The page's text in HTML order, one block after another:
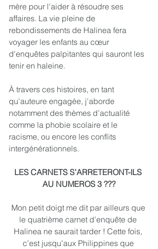
mère pour l'aider à résoudre ses
affaires. La vie pleine de
rebondissements de Halinea fera
voyager les enfants au cœur
d'enquêtes palpitantes qui sauront les
tenir en haleine.
À travers ces histoires, en tant
qu'auteure engagée, j'aborde
notamment des thèmes d’actualité
comme la phobie scolaire et le
racisme, ou encore les conflits
intergénérationnels.
LES CARNETS S’ARRETERONT-ILS
AU NUMEROS 3 ???
Mon petit doigt me dit par ailleurs que
le quatrième carnet d’enquête de
Halinea ne saurait tarder ! Cette fois,
c’est jusqu’aux Philippines que